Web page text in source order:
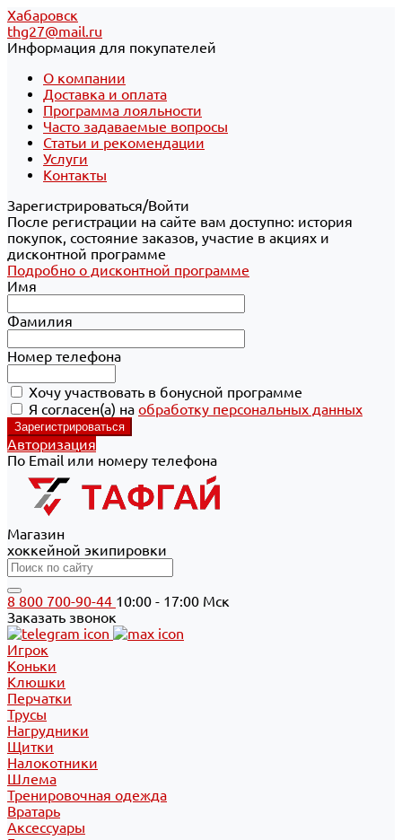
Хабаровск
thg27@mail.ru
Информация для покупателей
О компании
Доставка и оплата
Программа лояльности
Часто задаваемые вопросы
Статьи и рекомендации
Услуги
Контакты
Зарегистрироваться/Войти
После регистрации на сайте вам доступно: история
покупок, состояние заказов, участие в акциях и
дисконтной программе
Подробно о дисконтной программе
Имя
Фамилия
Номер телефона
Хочу участвовать в бонусной программе
Я согласен(а) на обработку персональных данных
Авторизация
По Email или номеру телефона
Магазин
хоккейной экипировки
8 800 700-90-44 10:00 - 17:00 Мск
Заказать звонок
Игрок
Коньки
Клюшки
Перчатки
Трусы
Нагрудники
Щитки
Налокотники
Шлема
Тренировочная одежда
Вратарь
Аксессуары